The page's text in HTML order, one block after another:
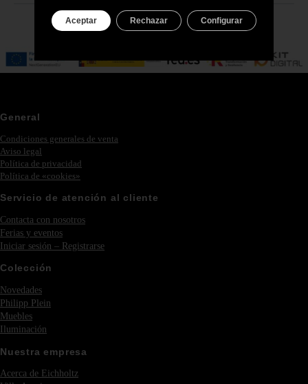
General
Condiciones generales de venta
Aviso legal
Política de privacidad
Política de «cookies»
Servicio de atención al cliente
Contacta con nosotros
Ferias y eventos
Iniciar sesión – Registrarse
Colección
Novedades
Philipp Plein
Muebles
Iluminación
Nuestra empresa
Acerca de Eichholtz
Aceptar Rechazar Configurar